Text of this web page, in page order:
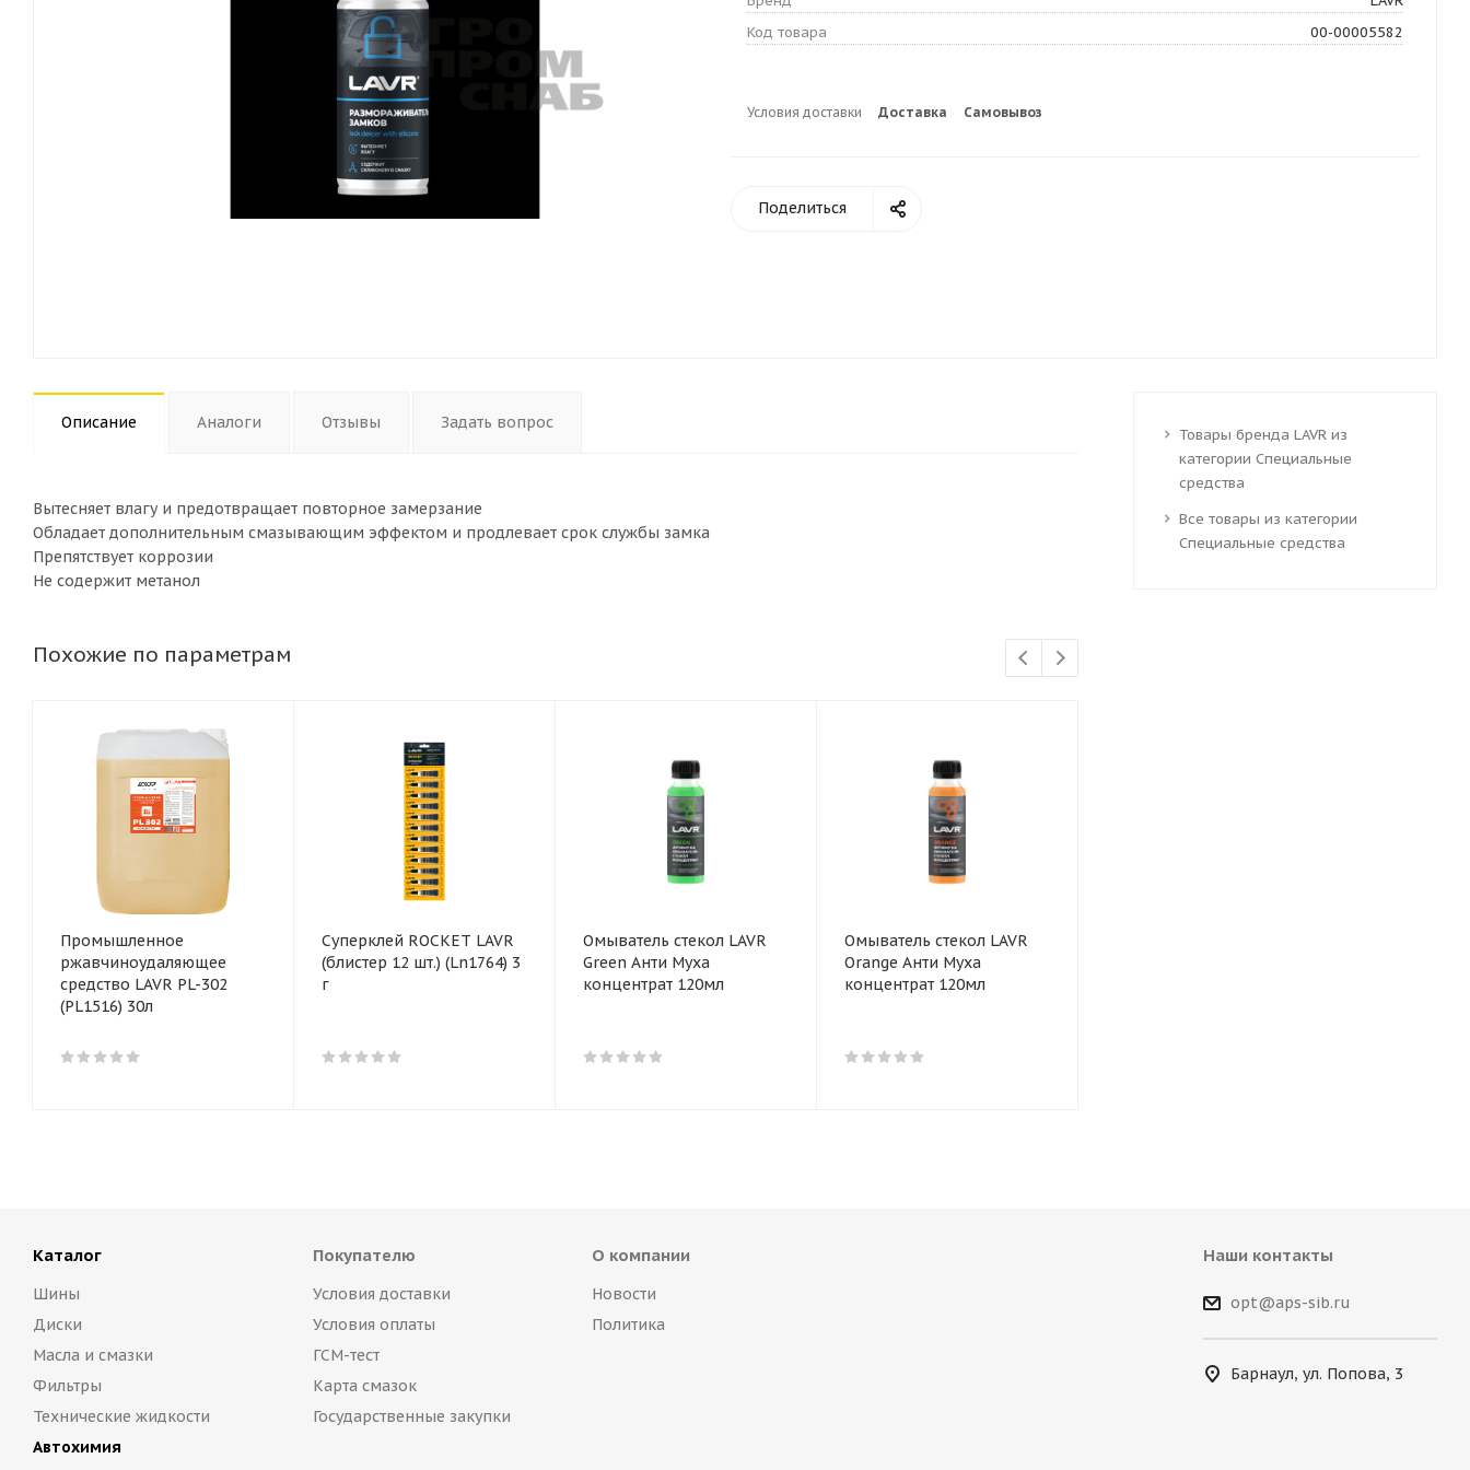
Код товара
00-00005582
Условия доставки Доставка Самовывоз
Поделиться
Описание Аналоги Отзывы Задать вопрос
Вытесняет влагу и предотвращает повторное замерзание
Обладает дополнительным смазывающим эффектом и продлевает срок службы замка
Препятствует коррозии
Не содержит метанол
Похожие по параметрам
Промышленное
ржавчиноудаляющее
средство LAVR PL-302
(PL1516) 30л
Суперклей ROCKET LAVR
(блистер 12 шт.) (Ln1764) 3
г
Омыватель стекол LAVR
Green Анти Муха
концентрат 120мл
Омыватель стекол LAVR
Orange Анти Муха
концентрат 120мл
Товары бренда LAVR из
категории Специальные
средства
Все товары из категории
Специальные средства
Каталог
Шины
Диски
Масла и смазки
Фильтры
Технические жидкости
Автохимия
Покупателю
Условия доставки
Условия оплаты
ГСМ-тест
Карта смазок
Государственные закупки
О компании
Новости
Политика
Наши контакты
opt@aps-sib.ru
Барнаул, ул. Попова, 3